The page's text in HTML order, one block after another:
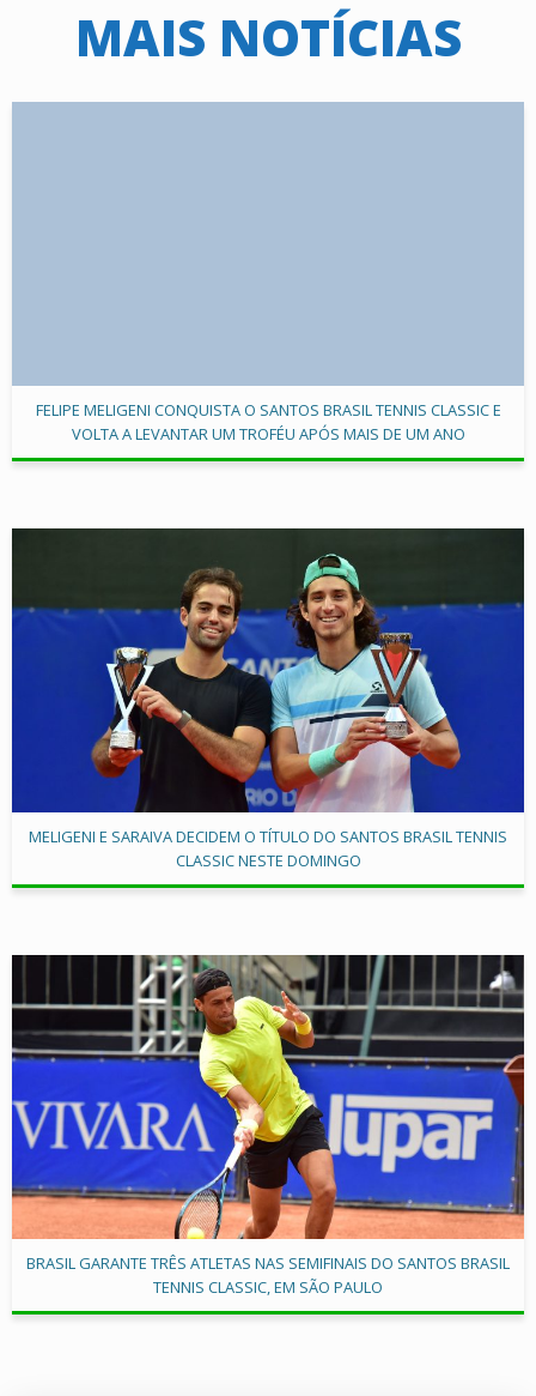
MAIS NOTÍCIAS
FELIPE MELIGENI CONQUISTA O SANTOS BRASIL TENNIS CLASSIC E
VOLTA A LEVANTAR UM TROFÉU APÓS MAIS DE UM ANO
MELIGENI E SARAIVA DECIDEM O TÍTULO DO SANTOS BRASIL TENNIS
CLASSIC NESTE DOMINGO
BRASIL GARANTE TRÊS ATLETAS NAS SEMIFINAIS DO SANTOS BRASIL
TENNIS CLASSIC, EM SÃO PAULO